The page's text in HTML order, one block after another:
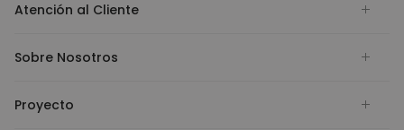
Atención al Cliente
Sobre Nosotros
Proyecto